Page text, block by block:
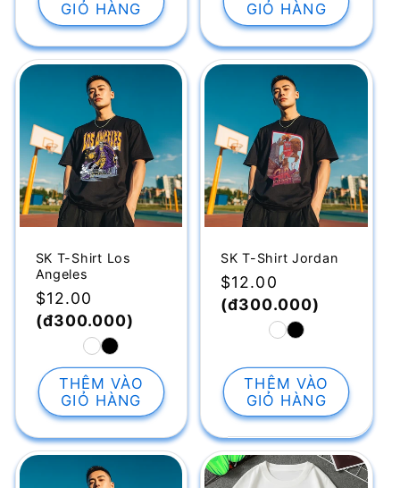
GIỎ HÀNG
GIỎ HÀNG
SK T-Shirt Los
Angeles
Giá
thông
thường
$12.00
(đ300.000)
THÊM VÀO
GIỎ HÀNG
SK T-Shirt Jordan
Giá
thông
thường
$12.00
(đ300.000)
THÊM VÀO
GIỎ HÀNG